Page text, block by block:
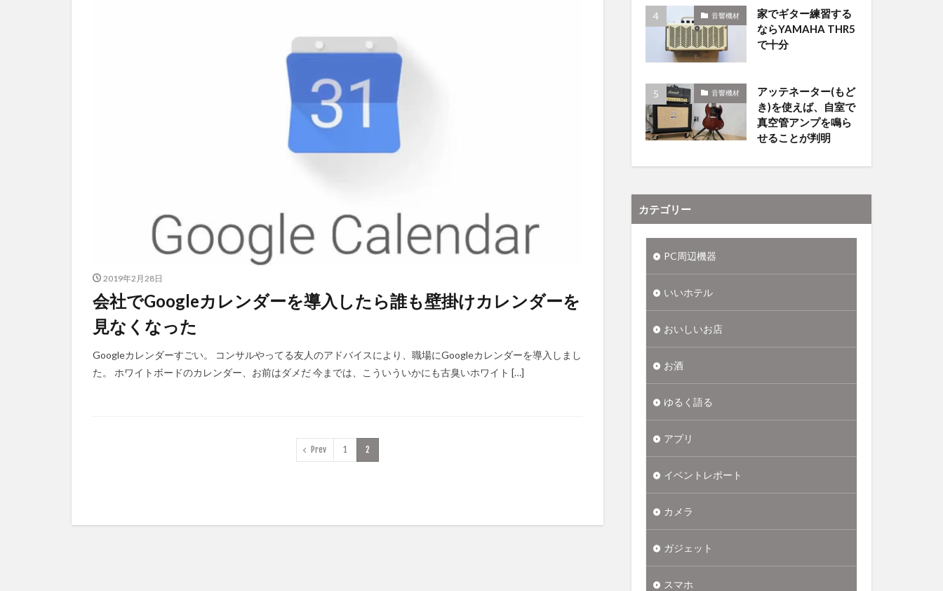
2019年2月28日
会社でGoogleカレンダーを導入したら誰も壁掛けカレンダーを
見なくなった
Googleカレンダーすごい。 コンサルやってる友人のアドバイスにより、職場にGoogleカレンダーを導入しまし
た。 ホワイトボードのカレンダー、お前はダメだ 今までは、こういういかにも古臭いホワイト […]
Prev 1 2
音響機材
家でギター練習する
ならYAMAHA THR5
で十分
音響機材
アッテネーター(もど
き)を使えば、自室で
真空管アンプを鳴ら
せることが判明
カテゴリー
PC周辺機器
いいホテル
おいしいお店
お酒
ゆるく語る
アプリ
イベントレポート
カメラ
ガジェット
スマホ